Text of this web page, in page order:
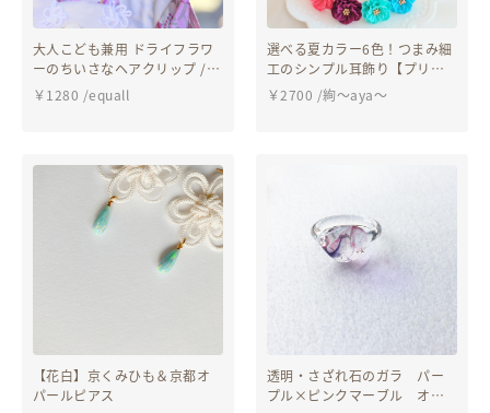
大人こども兼用 ドライフラワ
ーのちいさなヘアクリップ /
ニュアンスピンク 髪飾り / フ
ラワーヘアクリップミニ01
￥1280 /equall
選べる夏カラー6色！つまみ細
工のシンプル耳飾り【プリー
ツフラワー】
￥2700 /絢〜aya〜
【花白】京くみひも＆京都オ
パールピアス
透明・さざれ石のガラ パー
プル×ピンクマーブル オー